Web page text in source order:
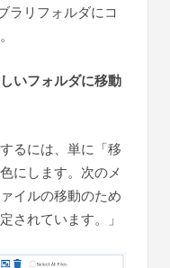
ラリフォルダにコ
いフォルダに移動
るには、単に「移
にします。次のメ
イルの移動のため
されています。」